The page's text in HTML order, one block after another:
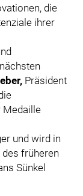
die
ihrer
Präsident
Medaille
und wird in
früheren
Sünkel